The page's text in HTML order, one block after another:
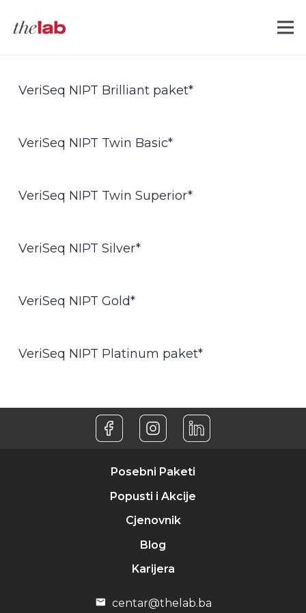
VeriSeq NIPT Brilliant paket*
VeriSeq NIPT Twin Basic*
VeriSeq NIPT Twin Superior*
VeriSeq NIPT Silver*
VeriSeq NIPT Gold*
VeriSeq NIPT Platinum paket*
Posebni Paketi
Popusti i Akcije
Cjenovnik
Blog
Karijera
centar@thelab.ba